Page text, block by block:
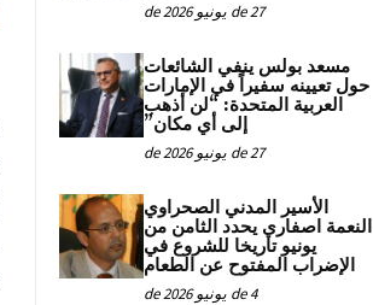
27 de يونيو de 2026
مسعد بولس ينفي الشائعات
حول تعيينه سفيراً في الإمارات
العربية المتحدة: “لن أذهب
إلى أي مكان”
27 de يونيو de 2026
الأسير المدني الصحراوي
النعمة اصفاري يحدد الثامن من
يونيو تاريخا للشروع في
الإضراب المفتوح عن الطعام
4 de يونيو de 2026